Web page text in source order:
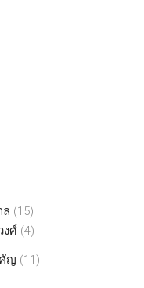
ล (15)
งศ์ (4)
ญ (11)